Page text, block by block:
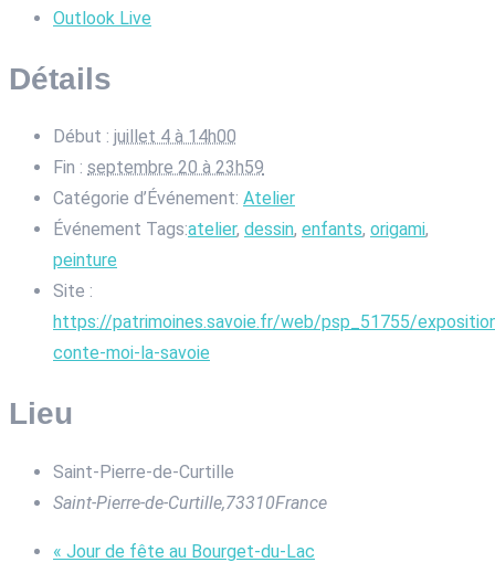
Outlook Live
Détails
Début : juillet 4 à 14h00
Fin : septembre 20 à 23h59
Catégorie d’Événement: Atelier
Événement Tags:atelier, dessin, enfants, origami,
peinture
Site :
https://patrimoines.savoie.fr/web/psp_51755/
conte-moi-la-savoie
Lieu
Saint-Pierre-de-Curtille
Saint-Pierre-de-Curtille,73310France
« Jour de fête au Bourget-du-Lac